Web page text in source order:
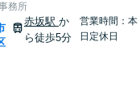
務所
赤坂駅 か
ら徒歩5分
営業時間：本
日定休日